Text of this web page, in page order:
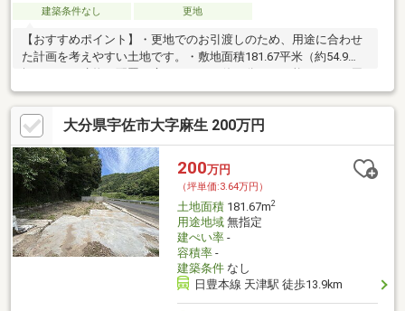
建築条件なし 更地
【おすすめポイント】・更地でのお引渡しのため、用途に合わせ
た計画を考えやすい土地です。・敷地面積181.67平米（約54.9
囲は自然に囲まれた山間の環境で、車通りが少なく静かな時間が
流れます。・目の前に川があり、水の流れや季節の移ろいを身近
に感じながら過ごせます。・喧騒から離れ、落ち着いた暮らしを
思い描ける立地です。
大分県宇佐市大字麻生 200万円
200万円
（坪単価:3.64万円）
土地面積181.67m2
用途地域無指定
建ぺい率-
容積率-
建築条件なし
日豊本線 天津駅 徒歩13.9km